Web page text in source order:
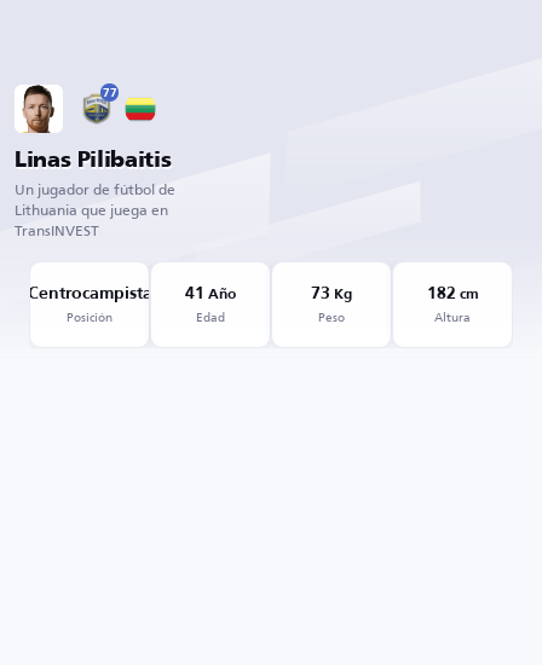
77
Linas Pilibaitis
Un jugador de fútbol de
Lithuania que juega en
TransINVEST
Centrocampista
Posición
41 Año
Edad
73 Kg
Peso
182 cm
Altura